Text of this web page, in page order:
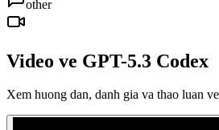
other
Video ve GPT-5.3 Codex
Xem huong dan, danh gia va thao luan